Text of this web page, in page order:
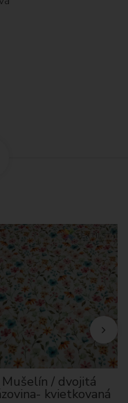
Mušelín / dvojitá
kvietkovaná